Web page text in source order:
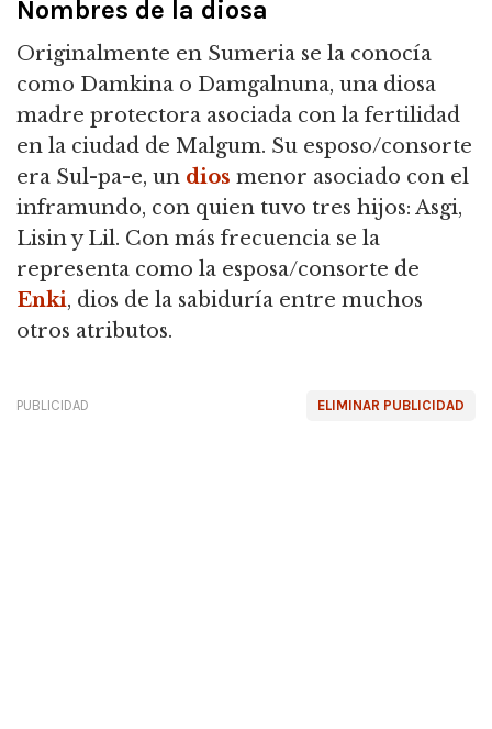
Nombres de la diosa
Originalmente en Sumeria se la conocía
como Damkina o Damgalnuna, una diosa
madre protectora asociada con la fertilidad
en la ciudad de Malgum. Su esposo/consorte
era Sul-pa-e, un dios menor asociado con el
inframundo, con quien tuvo tres hijos: Asgi,
Lisin y Lil. Con más frecuencia se la
representa como la esposa/consorte de
Enki, dios de la sabiduría entre muchos
otros atributos.
ELIMINAR PUBLICIDAD
PUBLICIDAD